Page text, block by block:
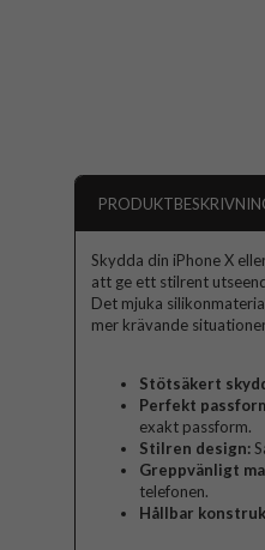
Skydda din iPhone X
att ge ett stilrent
Det mjuka
mer krävande
Stötsäkert
Perfekt
exakt passform.
Stilren design:
Greppvänligt
telefonen.
Hållbar